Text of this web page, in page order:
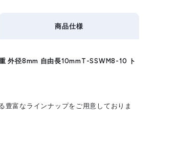
外径8mm 自由長10mmT-SSWM8-10 ト
豊富なラインナップをご用意しておりま
商品仕様